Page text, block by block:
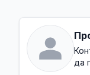
да